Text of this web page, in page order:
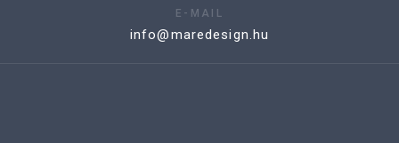
E-MAIL
info@maredesign.hu